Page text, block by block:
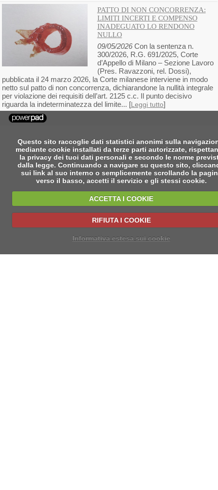
PATTO DI NON CONCORRENZA:
LIMITI INCERTI E COMPENSO
INADEGUATO LO RENDONO
NULLO
09/05/2026Con la sentenza n.
300/2026, R.G. 691/2025, Corte
d’Appello di Milano – Sezione Lavoro
(Pres. Ravazzoni, rel. Dossi),
pubblicata il 24 marzo 2026, la Corte milanese interviene in modo
netto sul patto di non concorrenza, dichiarandone la nullità integrale
per violazione dei requisiti dell’art. 2125 c.c. Il punto decisivo
riguarda la indeterminatezza del limite... [Leggi tutto]
Questo sito raccoglie dati statistici anonimi sulla
mediante cookie installati da terze parti autorizzate,
la privacy dei tuoi dati personali e secondo le norme
dalla legge. Continuando a navigare su questo sito,
sui link al suo interno o semplicemente scrollando la
verso il basso, accetti il servizio e gli stessi cookie.
ACCETTA I COOKIE
RIFIUTA I COOKIE
Informativa estesa sui cookie